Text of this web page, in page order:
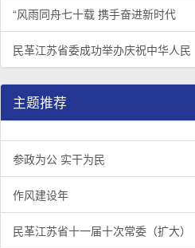
“风雨同舟七十载 携手奋进新时代
民革江苏省委成功举办庆祝中华人民
主题推荐
参政为公 实干为民
作风建设年
民革江苏省十一届十次常委（扩大）